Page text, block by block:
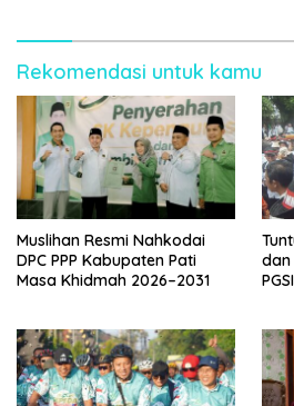
Rekomendasi untuk kamu
Muslihan Resmi Nahkodai
DPC PPP Kabupaten Pati
Masa Khidmah 2026–2031
dan